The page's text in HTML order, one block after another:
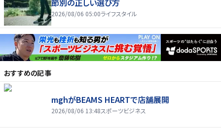
2026/08/06 05:00ライフスタイル
おすすめの記事
mghがBEAMS HEARTで店舗展開
2026/08/06 13:48スポーツビジネス